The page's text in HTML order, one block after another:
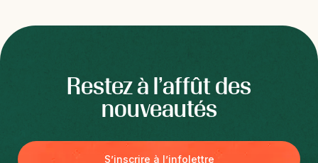
Restez à l’affût des
nouveautés
S’inscrire à l’infolettre